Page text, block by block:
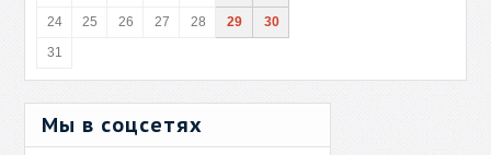
24
25 26 27 28 29
30
31
Мы в соцсетях